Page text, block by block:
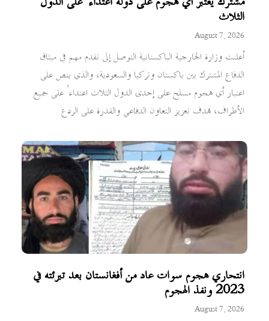
الثلاث
August 7, 2026
أعلنت وزارة الخارجية الباكستانية التوصل إلى تقدم مهم في ميثاق
الدفاع المشترك بين باكستان وتركيا والسعودية، والذي ينص على
اعتبار أي هجوم مسلح على إحدى الدول الثلاث اعتداءً على جميع
الأطراف، بهدف تعزيز التعاون الدفاعي والقدرة على الردع
انتحاري هجوم سوات عاد من أفغانستان بعد تبرئته في
2023 ونفذ الهجوم
August 7, 2026